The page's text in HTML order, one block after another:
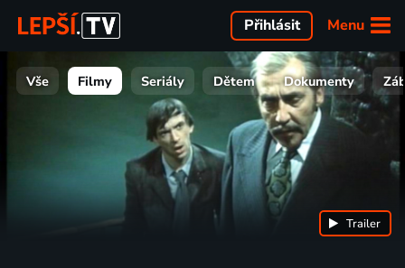
Menu
Přihlásit
Vše Filmy Seriály Dětem Dokumenty
Trailer